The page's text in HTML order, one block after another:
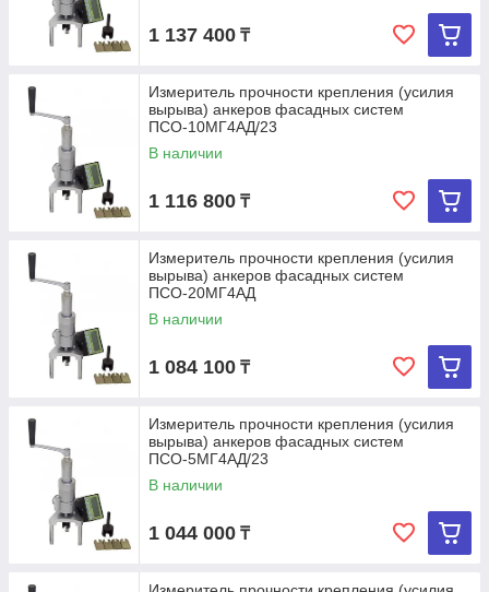
1 137 400 ₸
Измеритель прочности крепления (усилия
вырыва) анкеров фасадных систем
ПСО-10МГ4АД/23
В наличии
1 116 800 ₸
Измеритель прочности крепления (усилия
вырыва) анкеров фасадных систем
ПСО-20МГ4АД
В наличии
1 084 100 ₸
Измеритель прочности крепления (усилия
вырыва) анкеров фасадных систем
ПСО-5МГ4АД/23
В наличии
1 044 000 ₸